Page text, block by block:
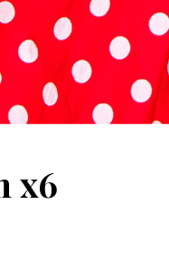
x6